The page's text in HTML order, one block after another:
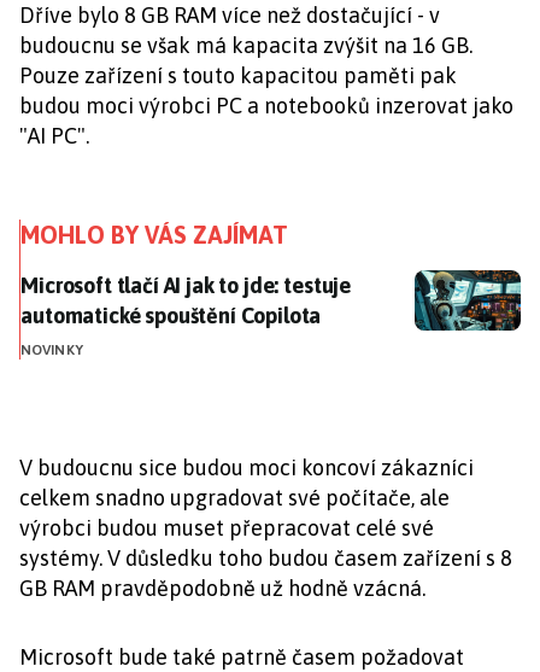
Dříve bylo 8 GB RAM více než dostačující - v
budoucnu se však má kapacita zvýšit na 16 GB.
Pouze zařízení s touto kapacitou paměti pak
budou moci výrobci PC a notebooků inzerovat jako
"AI PC".
MOHLO BY VÁS ZAJÍMAT
Microsoft tlačí AI jak to jde: testuje automatické
Microsoft tlačí AI jak to jde: testuje
automatické spouštění Copilota
NOVINKY
V budoucnu sice budou moci koncoví zákazníci
celkem snadno upgradovat své počítače, ale
výrobci budou muset přepracovat celé své
systémy. V důsledku toho budou časem zařízení s 8
GB RAM pravděpodobně už hodně vzácná.
Microsoft bude také patrně časem požadovat